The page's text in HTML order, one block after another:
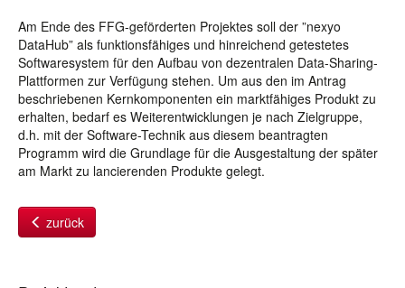
Am Ende des FFG-geförderten Projektes soll der ”nexyo
DataHub” als funktionsfähiges und hinreichend getestetes
Softwaresystem für den Aufbau von dezentralen Data-Sharing-
Plattformen zur Verfügung stehen. Um aus den im Antrag
beschriebenen Kernkomponenten ein marktfähiges Produkt zu
erhalten, bedarf es Weiterentwicklungen je nach Zielgruppe,
d.h. mit der Software-Technik aus diesem beantragten
Programm wird die Grundlage für die Ausgestaltung der später
am Markt zu lancierenden Produkte gelegt.
zurück